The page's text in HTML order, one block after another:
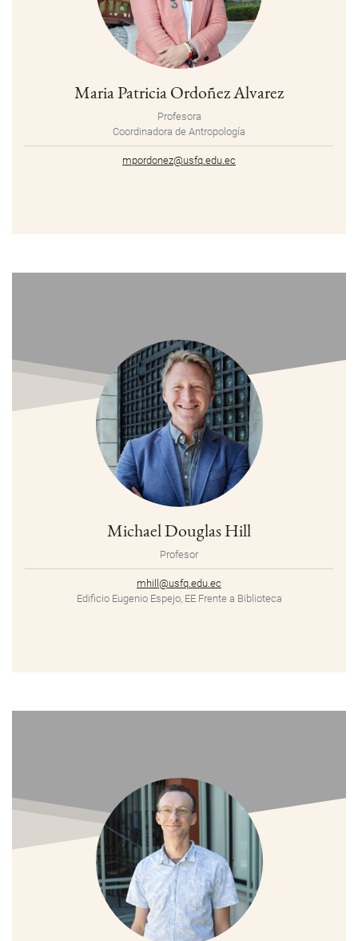
Maria Patricia Ordoñez Alvarez
Profesora
Coordinadora de Antropología
mpordonez@usfq.edu.ec
Michael Douglas Hill
Profesor
mhill@usfq.edu.ec
Edificio Eugenio Espejo, EE Frente a Biblioteca